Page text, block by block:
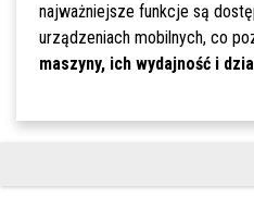
najważniejsze funkcje są
urządzeniach mobilnych, co
maszyny, ich wydajność i